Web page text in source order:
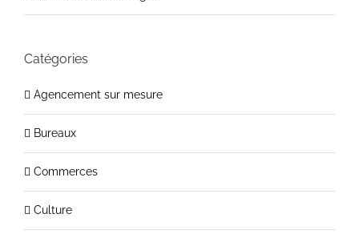
Catégories
Agencement sur mesure
Bureaux
Commerces
Culture